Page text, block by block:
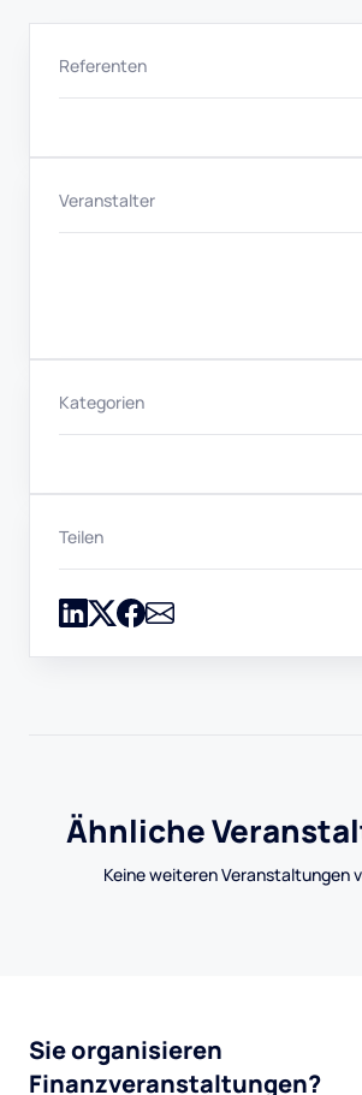
Referenten
Veranstalter
Kategorien
Teilen
Ähnliche
Keine weiteren Veranstaltungen
Sie organisieren
Finanzveranstaltungen?